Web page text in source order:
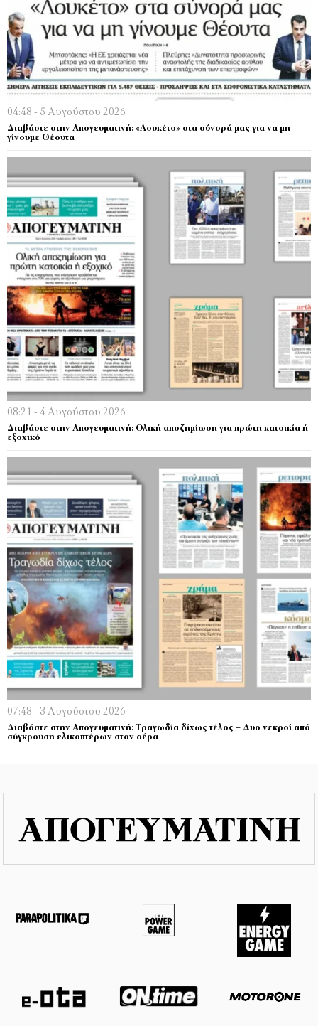
04:48 - 5 Αυγούστου 2026
Διαβάστε στην Απογευματινή: «Λουκέτο» στα σύνορά μας για να μη
γίνουμε Θέουτα
08:21 - 4 Αυγούστου 2026
Διαβάστε στην Απογευματινή: Ολική αποζημίωση για πρώτη κατοικία ή
εξοχικό
07:48 - 3 Αυγούστου 2026
Διαβάστε στην Απογευματινή: Τραγωδία δίχως τέλος – Δυο νεκροί από
σύγκρουση ελικοπτέρων στον αέρα